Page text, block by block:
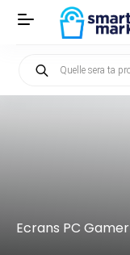
Ecrans PC Gamer